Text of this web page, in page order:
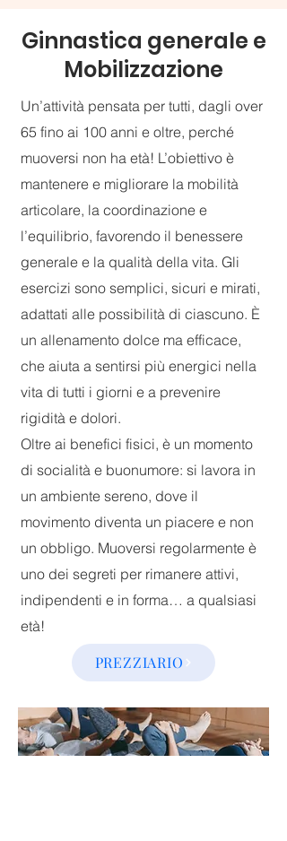
Ginnastica generale e
Mobilizzazione
Un’attività pensata per tutti, dagli over
65 fino ai 100 anni e oltre, perché
muoversi non ha età! L’obiettivo è
mantenere e migliorare la mobilità
articolare, la coordinazione e
l’equilibrio, favorendo il benessere
generale e la qualità della vita. Gli
esercizi sono semplici, sicuri e mirati,
adattati alle possibilità di ciascuno. È
un allenamento dolce ma efficace,
che aiuta a sentirsi più energici nella
vita di tutti i giorni e a prevenire
rigidità e dolori.
Oltre ai benefici fisici, è un momento
di socialità e buonumore: si lavora in
un ambiente sereno, dove il
movimento diventa un piacere e non
un obbligo. Muoversi regolarmente è
uno dei segreti per rimanere attivi,
indipendenti e in forma… a qualsiasi
età!
PREZZIARIO